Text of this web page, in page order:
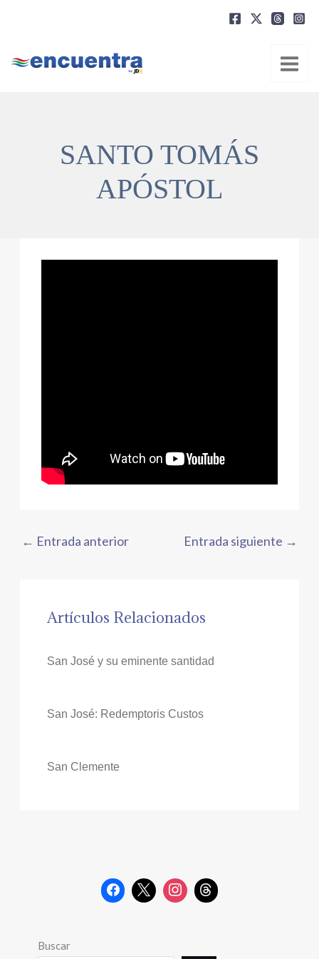
SANTO TOMÁS
APÓSTOL
← Entrada anterior Entrada siguiente →
Artículos Relacionados
San José y su eminente santidad
San José: Redemptoris Custos
San Clemente
Buscar